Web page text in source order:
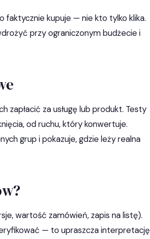
faktycznie kupuje — nie kto tylko klika.
przy ograniczonym budżecie i
zapłacić za usługę lub produkt. Testy
od ruchu, który konwertuje.
grup i pokazuje, gdzie leży realna
wartość zamówień, zapis na listę).
— to upraszcza interpretację